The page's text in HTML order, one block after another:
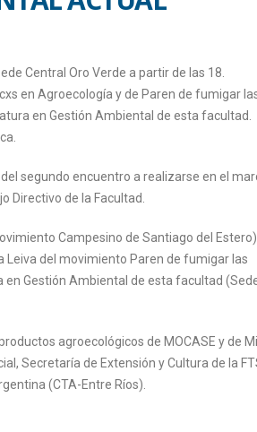
Central Oro Verde a partir de las 18.
en Agroecología y de Paren de fumigar
en Gestión Ambiental de esta facultad.
segundo encuentro a realizarse en el
Directivo de la Facultad.
Campesino de Santiago del
Leiva del movimiento Paren de fumigar las
en Gestión Ambiental de esta facultad
agroecológicos de MOCASE y de
Secretaría de Extensión y Cultura de la
(CTA-Entre Ríos).